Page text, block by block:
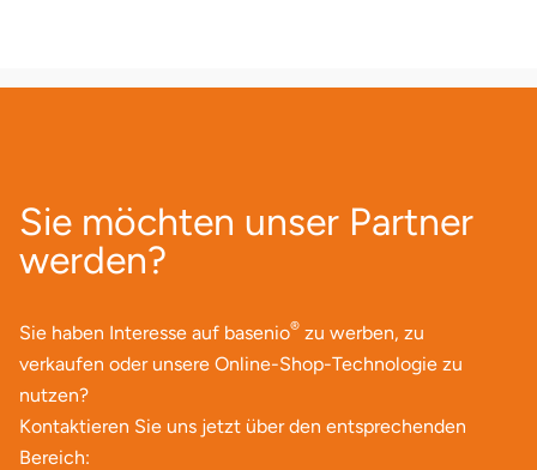
Sie möchten unser Partner
werden?
Sie haben Interesse auf basenio® zu werben, zu
verkaufen oder unsere Online-Shop-Technologie zu
nutzen?
Kontaktieren Sie uns jetzt über den entsprechenden
Bereich:
Neumünster
Nordwestmecklenburg
Nürnberg
Oberhavel
Odenwald
Oder-Spree